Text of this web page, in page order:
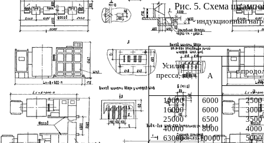
Рис. 5. Схема
1- индукционный
Усилие
пресса, кН
А
с
а
10000
6000
2500
16000
6000
3000
25000
6500
3500
40000
8000
4000
63000
10000
5000